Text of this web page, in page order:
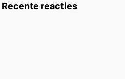
Recente reacties